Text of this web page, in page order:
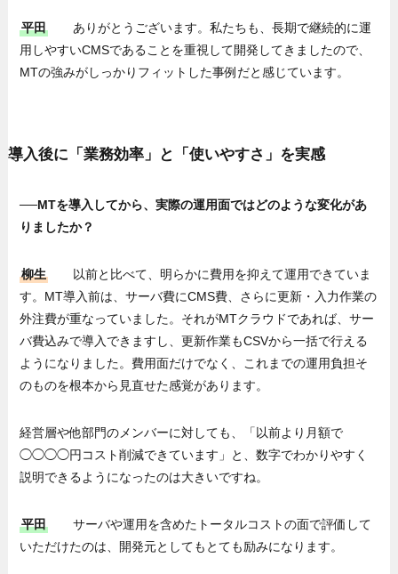
平田
ありがとうございます。私たちも、長期で継続的に運
用しやすいCMSであることを重視して開発してきましたので、
MTの強みがしっかりフィットした事例だと感じています。
導入後に「業務効率」と「使いやすさ」を実感
──MTを導入してから、実際の運用面ではどのような変化があ
りましたか？
柳生
以前と比べて、明らかに費用を抑えて運用できていま
す。MT導入前は、サーバ費にCMS費、さらに更新・入力作業の
外注費が重なっていました。それがMTクラウドであれば、サー
バ費込みで導入できますし、更新作業もCSVから一括で行える
ようになりました。費用面だけでなく、これまでの運用負担そ
のものを根本から見直せた感覚があります。
経営層や他部門のメンバーに対しても、「以前より月額で
◯◯◯◯円コスト削減できています」と、数字でわかりやすく
説明できるようになったのは大きいですね。
平田
サーバや運用を含めたトータルコストの面で評価して
いただけたのは、開発元としてもとても励みになります。